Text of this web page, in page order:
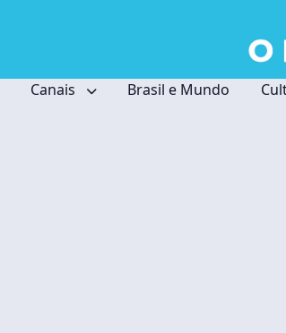
Canais Brasil e Mundo